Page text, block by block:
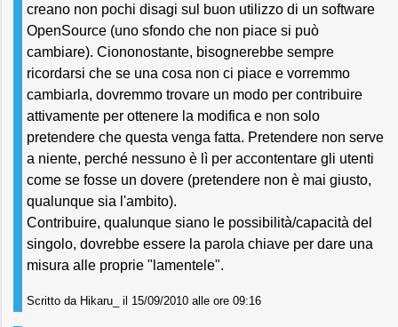
creano non pochi disagi sul buon utilizzo di un software
OpenSource (uno sfondo che non piace si può
cambiare). Ciononostante, bisognerebbe sempre
ricordarsi che se una cosa non ci piace e vorremmo
cambiarla, dovremmo trovare un modo per contribuire
attivamente per ottenere la modifica e non solo
pretendere che questa venga fatta. Pretendere non serve
a niente, perché nessuno è lì per accontentare gli utenti
come se fosse un dovere (pretendere non è mai giusto,
qualunque sia l'ambito).
Contribuire, qualunque siano le possibilità/capacità del
singolo, dovrebbe essere la parola chiave per dare una
misura alle proprie "lamentele".
Scritto da Hikaru_ il 15/09/2010 alle ore 09:16